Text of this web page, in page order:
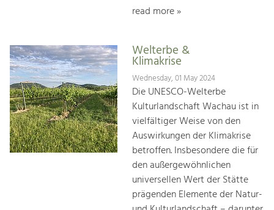
read more »
Welterbe &
Klimakrise
Wednesday, 01 May 2024
Die UNESCO-Welterbe
Kulturlandschaft Wachau ist in
vielfältiger Weise von den
Auswirkungen der Klimakrise
betroffen. Insbesondere die für
den außergewöhnlichen
universellen Wert der Stätte
prägenden Elemente der Natur-